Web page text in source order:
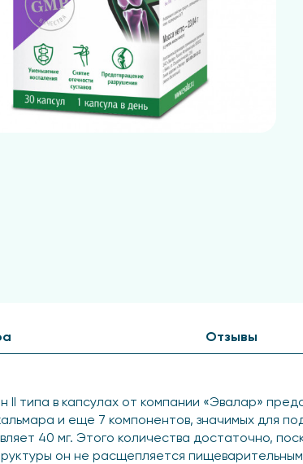
II типа в капсулах от компании «Эвалар»
и еще 7 компонентов, значимых для
40 мг. Этого количества достаточно,
он не расщепляется
Отзывы